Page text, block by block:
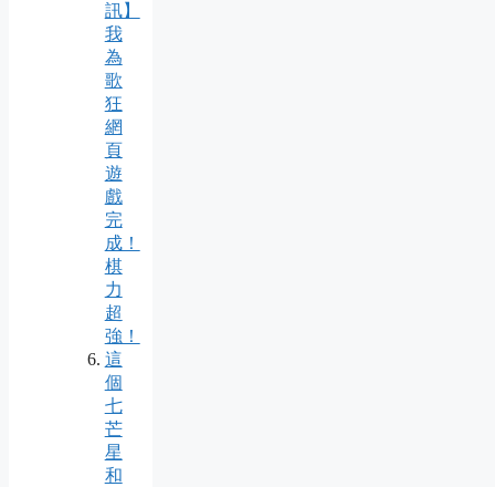
訊】
我
為
歌
狂
網
頁
遊
戲
完
成！
棋
力
超
強！
這
個
七
芒
星
和